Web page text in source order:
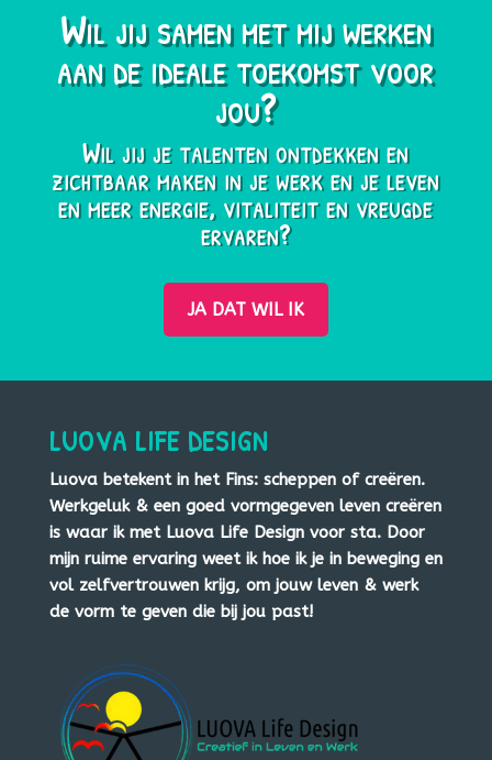
Wil jij samen met mij werken
aan de ideale toekomst voor
jou?
Wil jij je talenten ontdekken en
zichtbaar maken in je werk en je leven
en meer energie, vitaliteit en vreugde
ervaren?
JA DAT WIL IK
LUOVA LIFE DESIGN
Luova betekent in het Fins: scheppen of creëren.
Werkgeluk & een goed vormgegeven leven creëren
is waar ik met Luova Life Design voor sta. Door
mijn ruime ervaring weet ik hoe ik je in beweging en
vol zelfvertrouwen krijg, om jouw leven & werk
de vorm te geven die bij jou past!